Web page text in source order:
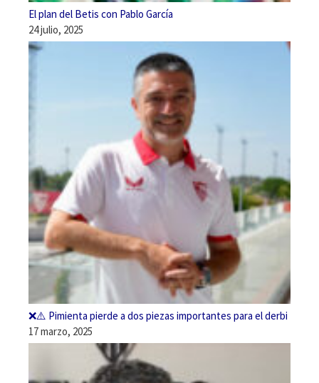
El plan del Betis con Pablo García
24 julio, 2025
❌⚠️ Pimienta pierde a dos piezas importantes para el derbi
17 marzo, 2025